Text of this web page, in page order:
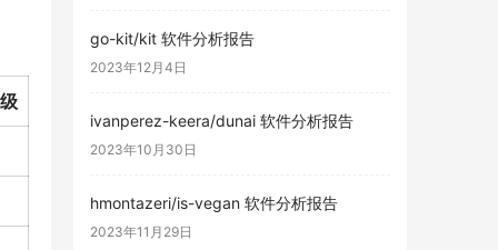
go-kit/kit 软件分析报告
2023年12月4日
ivanperez-keera/dunai 软件分析报告
2023年10月30日
hmontazeri/is-vegan 软件分析报告
2023年11月29日